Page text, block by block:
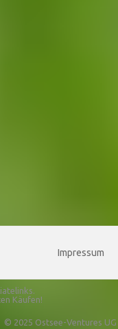
Impressum
Käufen!
© 2025 Ostsee-Ventures UG